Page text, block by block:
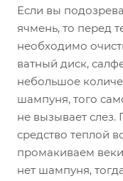
Если вы
ячмень, то перед
необходимо
ватный диск,
небольшое
шампуня, того
не вызывает
средство теплой
промакиваем
нет шампуня,